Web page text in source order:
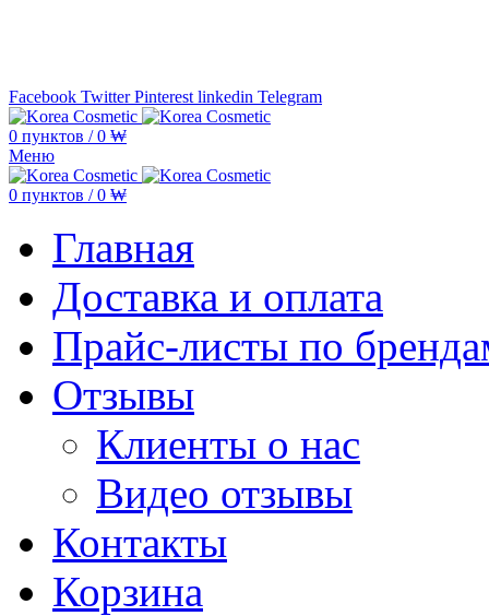
Facebook Twitter Pinterest linkedin Telegram
0 пунктов / 0 ₩
Меню
0 пунктов / 0 ₩
Главная
Доставка и оплата
Прайс-листы по
Отзывы
Клиенты о нас
Видео отзывы
Контакты
Корзина